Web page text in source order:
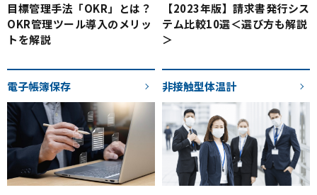
目標管理手法「OKR」とは？
OKR管理ツール導入のメリッ
トを解説
【2023年版】請求書発行シス
テム比較10選＜選び方も解説
＞
電子帳簿保存 非接触型体温計